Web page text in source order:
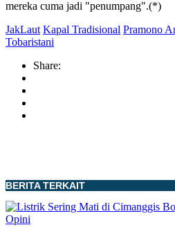
mereka cuma jadi "penumpang".(*)
JakLaut Kapal Tradisional Pramono
Tobaristani
Share:
BERITA TERKAIT
Opini